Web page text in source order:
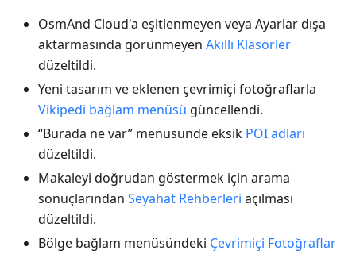
OsmAnd Cloud'a eşitlenmeyen veya Ayarlar dışa
aktarmasında görünmeyen Akıllı Klasörler
düzeltildi.
Yeni tasarım ve eklenen çevrimiçi fotoğraflarla
Vikipedi bağlam menüsü güncellendi.
“Burada ne var” menüsünde eksik POI adları
düzeltildi.
Makaleyi doğrudan göstermek için arama
sonuçlarından Seyahat Rehberleri açılması
düzeltildi.
Bölge bağlam menüsündeki Çevrimiçi Fotoğraflar